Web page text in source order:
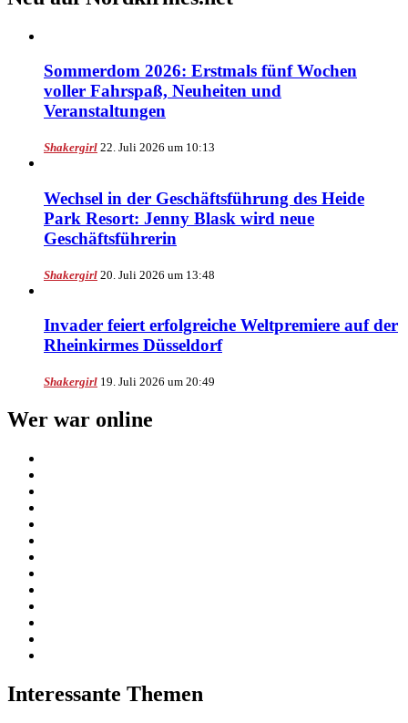
Sommerdom 2026: Erstmals fünf Wochen
voller Fahrspaß, Neuheiten und
Veranstaltungen
Shakergirl 22. Juli 2026 um 10:13
Wechsel in der Geschäftsführung des Heide
Park Resort: Jenny Blask wird neue
Geschäftsführerin
Shakergirl 20. Juli 2026 um 13:48
Invader feiert erfolgreiche Weltpremiere auf der
Rheinkirmes Düsseldorf
Shakergirl 19. Juli 2026 um 20:49
Wer war online
Interessante Themen